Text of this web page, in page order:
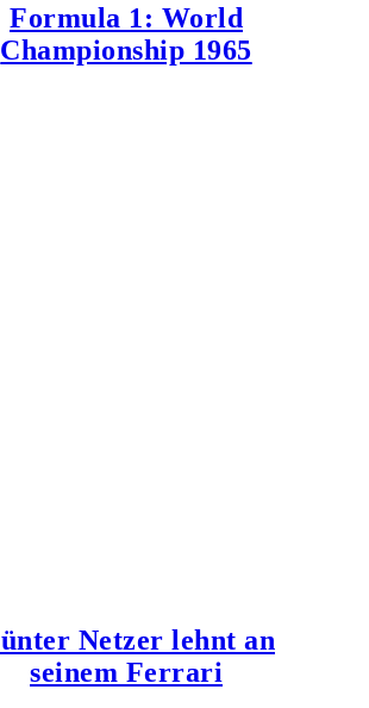
Formula 1: World
Championship 1965
Netzer lehnt an
seinem Ferrari